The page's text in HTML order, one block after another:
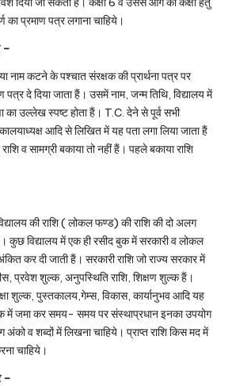
का प्रमाण पत्र लगाना चाहिये।
–
नाम कटने के पश्चात संरक्षक की प्रार्थना पत्र पर
पत्र दे दिया जाता हैं। उसमें नाम, जन्म तिथि, विद्यालय में
का उल्लेख स्पष्ट होता हैं। T.C. देने से पूर्व सभी
आदि से लिखित में यह पता लगा लिया जाता हैं
व सामग्री बकाया तो नहीं हैं। पहले बकाया राशि
की राशि ( लोकल फण्ड) की राशि की दो अलग
कुछ विद्यालय में एक ही रसीद बुक में सरकारी व लोकल
कर दी जाती हैं। सरकारी राशि जो राज्य सरकार में
प्रवेश शुल्क, अनुपस्थिति राशि, शिक्षण शुल्क हैं।
शुल्क, पुस्तकालय,गेम्स, विकास, कार्यानुभव आदि यह
में जमा कर समय- समय पर संस्थाप्रधान इनका उपयोग
अंको व शब्दों में लिखना चाहिये। प्राप्त राशि किस मद में
चाहिये।
–